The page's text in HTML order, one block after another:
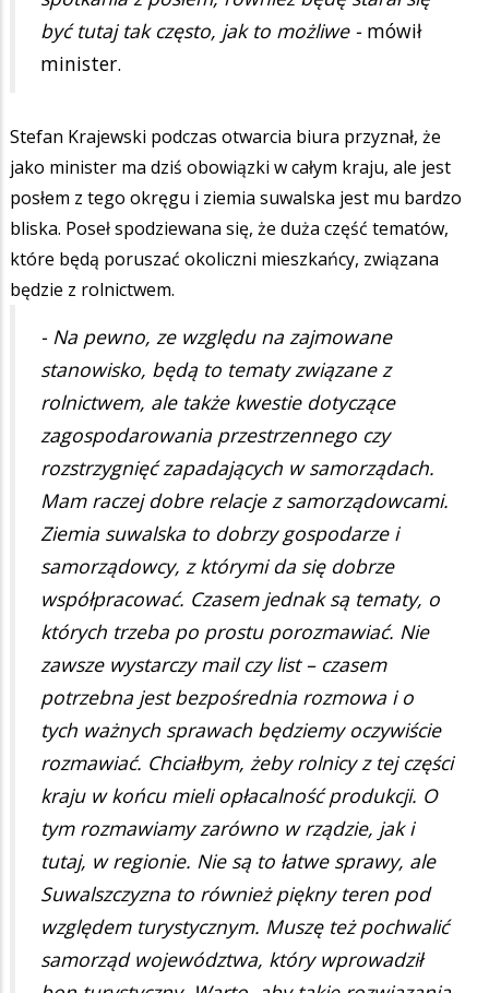
być tutaj tak często, jak to możliwe - mówił
minister.
Stefan Krajewski podczas otwarcia biura przyznał, że
jako minister ma dziś obowiązki w całym kraju, ale jest
posłem z tego okręgu i ziemia suwalska jest mu bardzo
bliska. Poseł spodziewana się, że duża część tematów,
które będą poruszać okoliczni mieszkańcy, związana
będzie z rolnictwem.
- Na pewno, ze względu na zajmowane
stanowisko, będą to tematy związane z
rolnictwem, ale także kwestie dotyczące
zagospodarowania przestrzennego czy
rozstrzygnięć zapadających w samorządach.
Mam raczej dobre relacje z samorządowcami.
Ziemia suwalska to dobrzy gospodarze i
samorządowcy, z którymi da się dobrze
współpracować. Czasem jednak są tematy, o
których trzeba po prostu porozmawiać. Nie
zawsze wystarczy mail czy list – czasem
potrzebna jest bezpośrednia rozmowa i o
tych ważnych sprawach będziemy oczywiście
rozmawiać. Chciałbym, żeby rolnicy z tej części
kraju w końcu mieli opłacalność produkcji. O
tym rozmawiamy zarówno w rządzie, jak i
tutaj, w regionie. Nie są to łatwe sprawy, ale
Suwalszczyzna to również piękny teren pod
względem turystycznym. Muszę też pochwalić
samorząd województwa, który wprowadził